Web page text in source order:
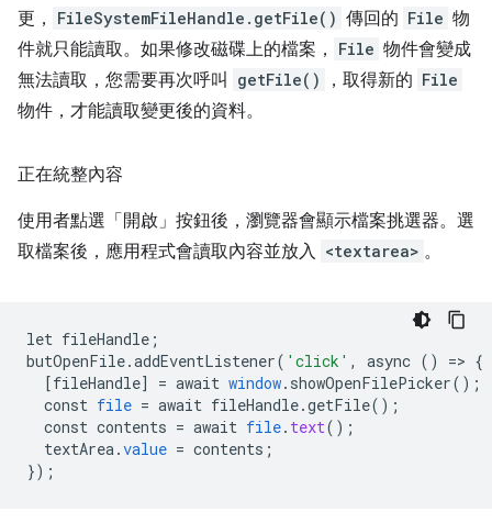
更，
FileSystemFileHandle.getFile() 傳回的 File 物
件就只能讀取。如果修改磁碟上的檔案，
File 物件會變成
無法讀取，您需要再次呼叫
getFile() ，取得新的 File
物件，才能讀取變更後的資料。
正在統整內容
使用者點選「開啟」 按鈕後，瀏覽器會顯示檔案挑選器。選
取檔案後，應用程式會讀取內容並放入 <textarea> 。
let fileHandle ;
butOpenFile.addEventListener( 'click' , async () => {
[fileHandle] = await window. showOpenFilePicker();
const file = await fileHandle.getFile();
const contents = await file. text();
textArea.value = contents ;
});